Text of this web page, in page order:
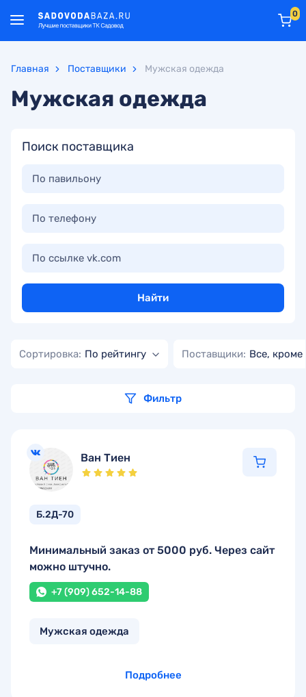
0
Главная Поставщики Мужская одежда
Мужская одежда
Поиск поставщика
По павильону
По телефону
По ссылке vk.com
Найти
Сортировка: По рейтингу Поставщики: Все, кроме
Фильтр
Ван Тиен
Б.2Д-70
Минимальный заказ от 5000 руб. Через сайт
можно штучно.
+7 (909) 652-14-88
Мужская одежда
Подробнее